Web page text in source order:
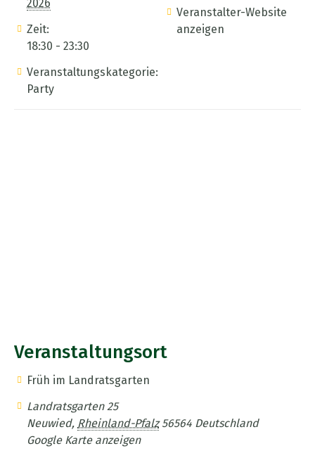
2026
Zeit:
18:30 - 23:30
Veranstaltungskategorie:
Party
Veranstalter-Website
anzeigen
Veranstaltungsort
Früh im Landratsgarten
Landratsgarten 25
Neuwied, Rheinland-Pfalz 56564 Deutschland
Google Karte anzeigen